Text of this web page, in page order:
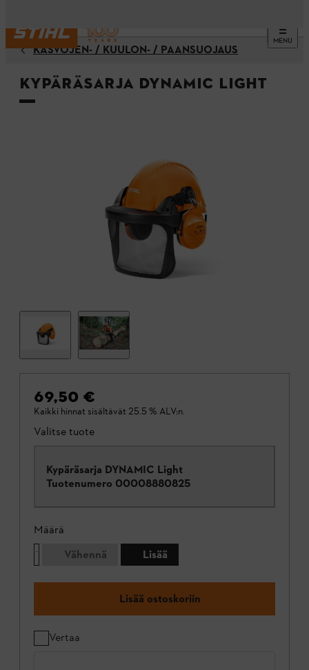
MENU
KASVOJEN- / KUULON- / PÄÄNSUOJAUS
Kypäräsarja DYNAMIC Light
69,50 €
Kaikki hinnat sisältävät 25.5 % ALV:n.
Valitse tuote
Kypäräsarja DYNAMIC Light
Tuotenumero 00008880825
Määrä
Vähennä
Lisää
Lisää ostoskoriin
Vertaa